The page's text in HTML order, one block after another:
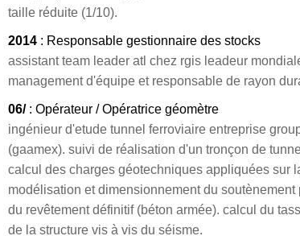
taille réduite (1/10).
2014 : Responsable gestionnaire des stocks
assistant team leader atl chez rgis leadeur
management d'équipe et responsable de rayon
06/: Opérateur / Opératrice géomètre
ingénieur d'etude tunnel ferroviaire entreprise
(gaamex). suivi de réalisation d'un tronçon de
calcul des charges géotechniques appliquées sur
modélisation et dimensionnement du
du revêtement définitif (béton armée). calcul du
de la structure vis à vis du séisme.